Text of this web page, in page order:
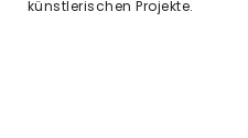
künstlerischen Projekte.